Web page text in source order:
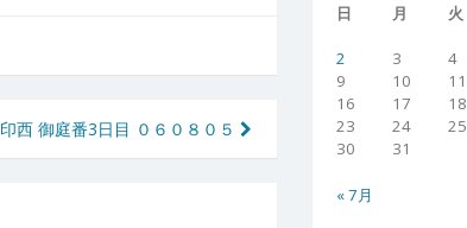
印西 御庭番3日目 ０６０８０５
日
月 火
2
3 4
9
10 11
16
17 18
23
24 25
30
31
« 7月